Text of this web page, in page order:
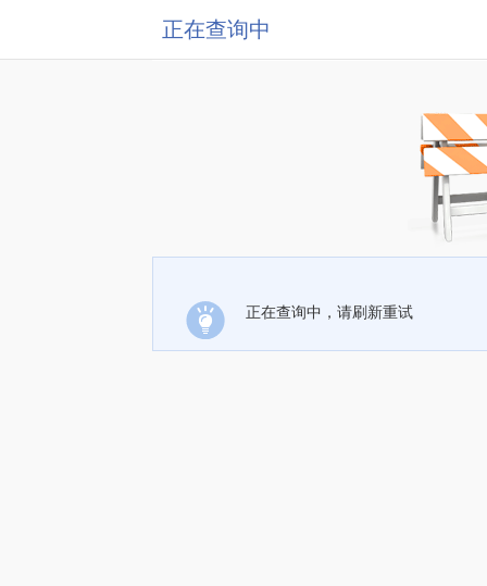
正在查询中
正在查询中，请刷新重试